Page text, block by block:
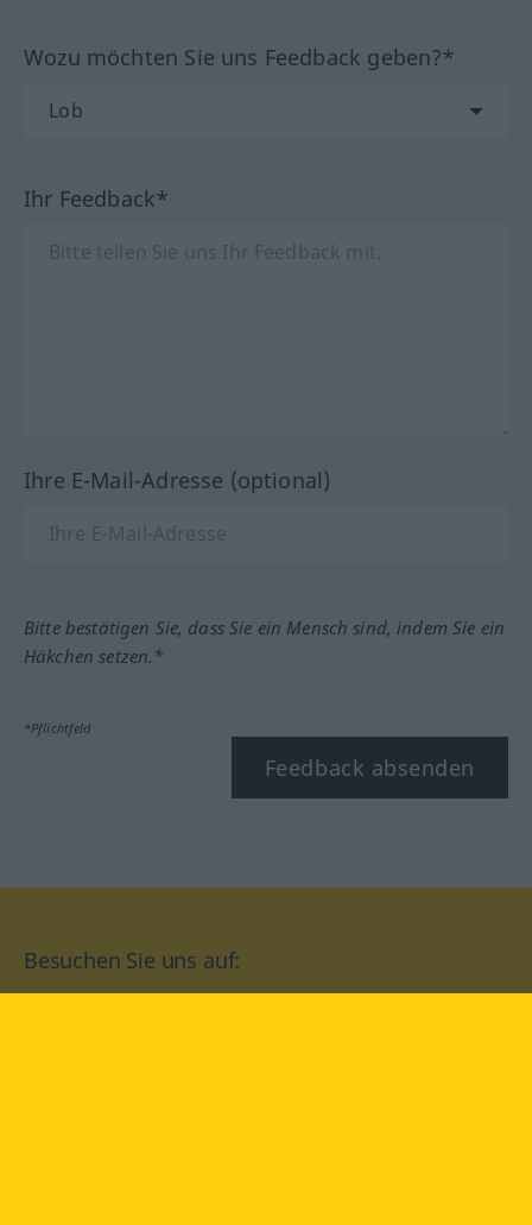
Wozu möchten Sie uns Feedback geben?*
Ihr Feedback*
Ihre E-Mail-Adresse (optional)
Bitte bestätigen Sie, dass Sie ein Mensch sind, indem Sie ein
Häkchen setzen.*
*Pflichtfeld
Feedback absenden
Besuchen Sie uns auf: